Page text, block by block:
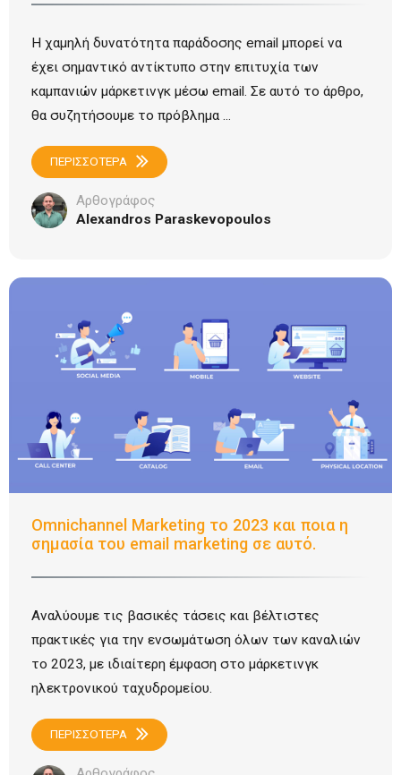
Η χαμηλή δυνατότητα παράδοσης email μπορεί να
έχει σημαντικό αντίκτυπο στην επιτυχία των
καμπανιών μάρκετινγκ μέσω email. Σε αυτό το άρθρο,
θα συζητήσουμε το πρόβλημα ...
ΠΕΡΙΣΣΟΤΕΡΑ
Αρθογράφος
Alexandros Paraskevopoulos
Omnichannel Marketing το 2023 και ποια η
σημασία του email marketing σε αυτό.
Αναλύουμε τις βασικές τάσεις και βέλτιστες
πρακτικές για την ενσωμάτωση όλων των καναλιών
το 2023, με ιδιαίτερη έμφαση στο μάρκετινγκ
ηλεκτρονικού ταχυδρομείου.
ΠΕΡΙΣΣΟΤΕΡΑ